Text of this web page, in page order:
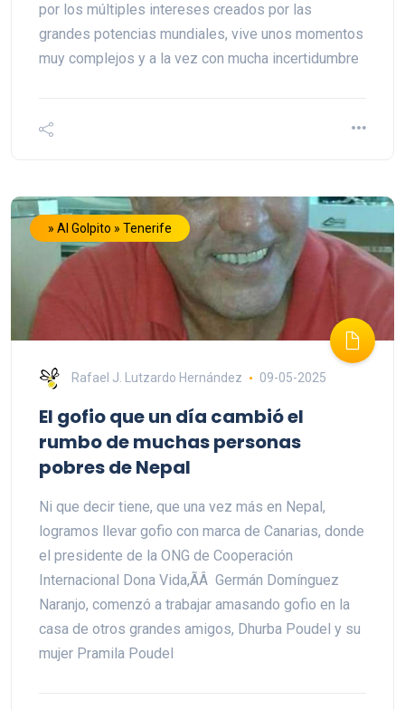
por los múltiples intereses creados por las
grandes potencias mundiales, vive unos momentos
muy complejos y a la vez con mucha incertidumbre
» Al Golpito » Tenerife
Rafael J. Lutzardo Hernández 09-05-2025
El gofio que un día cambió el
rumbo de muchas personas
pobres de Nepal
Ni que decir tiene, que una vez más en Nepal,
logramos llevar gofio con marca de Canarias, donde
el presidente de la ONG de Cooperación
Internacional Dona Vida,ÃÂ Germán Domínguez
Naranjo, comenzó a trabajar amasando gofio en la
casa de otros grandes amigos, Dhurba Poudel y su
mujer Pramila Poudel